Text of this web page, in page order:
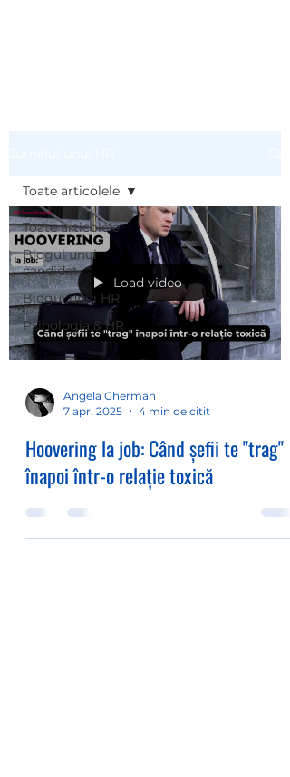
Toate articolele
Blogul unui
candidat
Blogul unui HR
Psihologia & HR
Toate articolele
Load video
Angela Gherman
7 apr. 2025
4 min de citit
Hoovering la job: Când șefii te "trag"
înapoi într-o relație toxică